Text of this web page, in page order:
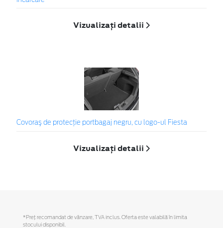
Vizualizați detalii
Covoraş de protecţie portbagaj negru, cu logo-ul Fiesta
Vizualizați detalii
*Preţ recomandat de vânzare, TVA inclus. Oferta este valabilă în limita
stocului disponibil.